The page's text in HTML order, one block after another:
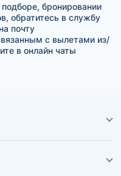
бронировании
обратитесь в службу
почту
с вылетами из/
в онлайн чаты